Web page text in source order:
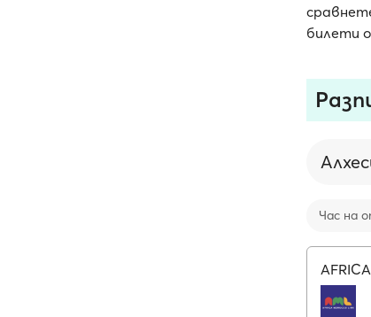
билети
Час на